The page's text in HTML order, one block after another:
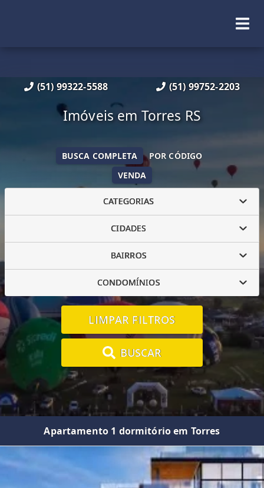
(51) 99322-5588 (51) 99752-2203
Imóveis em Torres RS
VENDA
BUSCA COMPLETA POR CÓDIGO
CATEGORIAS
CIDADES
BAIRROS
CONDOMÍNIOS
LIMPAR FILTROS
BUSCAR
Apartamento 1 dormitório em Torres